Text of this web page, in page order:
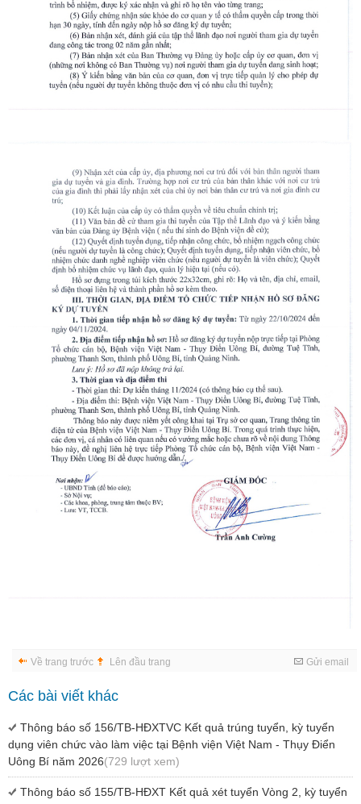
Về trang trước Lên đầu trang Gửi email
Các bài viết khác
Thông báo số 156/TB-HĐXTVC Kết quả trúng tuyển, kỳ tuyển
dụng viên chức vào làm việc tại Bệnh viện Việt Nam - Thụy Điển
Uông Bí năm 2026(729 lượt xem)
Thông báo số 155/TB-HĐXT Kết quả xét tuyển Vòng 2, kỳ tuyển